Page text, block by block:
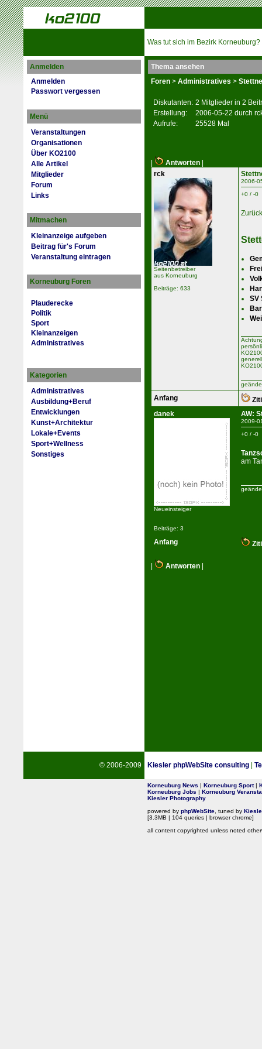
Was tut sich im Bezirk Korneuburg?
Anmelden
Anmelden
Passwort vergessen
Menü
Veranstaltungen
Organisationen
Über KO2100
Alle Artikel
Mitglieder
Forum
Links
Mitmachen
Kleinanzeige aufgeben
Beitrag für's Forum
Veranstaltung eintragen
Korneuburg Foren
Plauderecke
Politik
Sport
Kleinanzeigen
Administratives
Kategorien
Administratives
Ausbildung+Beruf
Entwicklungen
Kunst+Architektur
Lokale+Events
Sport+Wellness
Sonstiges
Thema ansehen
Foren > Administratives >
Diskutanten: 2 Mitglieder in 2
Erstellung:
2006-05-22 durch
Aufrufe:
25528 Mal
Antworten
rck
Seitenbetreiber
aus Korneuburg
Beiträge: 633
2006-
+0 / -0
SV
Anfang
danek
Neueinsteiger
Beiträge: 3
AW:
2009-
+0 / -0
am
Anfang
Antworten
© 2006-2009 Kiesler phpWebSite consulting
Korneuburg News | Korneuburg Sport|
Korneuburg Jobs | Korneuburg
Kiesler Photography
powered by phpWebSite , tuned by
[3.3MB | 104 queries | browser chrome]
all content copyrighted unless noted